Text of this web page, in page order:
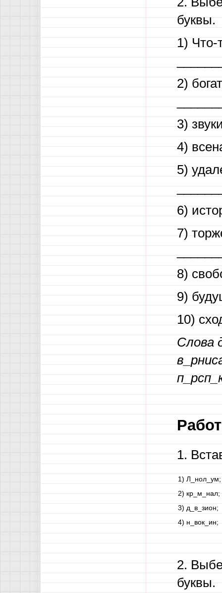
буквы.
1) Что-
2)
3)
4)
5)
6)
7)
8)
9)
10)
Слова
1.
1) Л_нол_ум;
2) кр_м_нал;
3) д_в_зион;
4) н_вок_ин;
2.
буквы.